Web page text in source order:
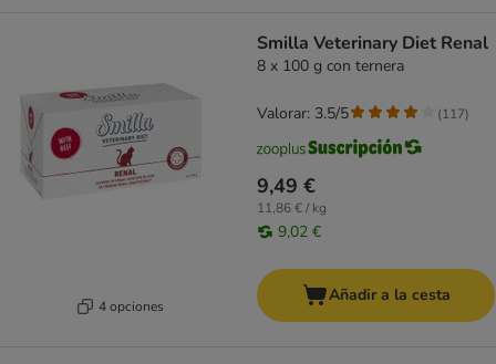
4 opciones
Smilla Veterinary Diet Renal
8 x 100 g con ternera
9,49 €
11,86 € / kg
9,02 €
Valorar: 3.5/5 (117)
Añadir a la cesta